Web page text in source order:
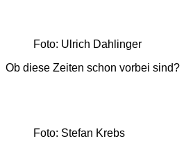
Foto: Ulrich Dahlinger
Ob diese Zeiten schon vorbei sind?
Foto: Stefan Krebs